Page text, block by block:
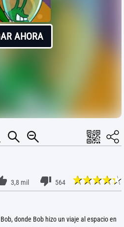
AHORA
3,8 mil 564
donde Bob hizo un viaje al espacio en